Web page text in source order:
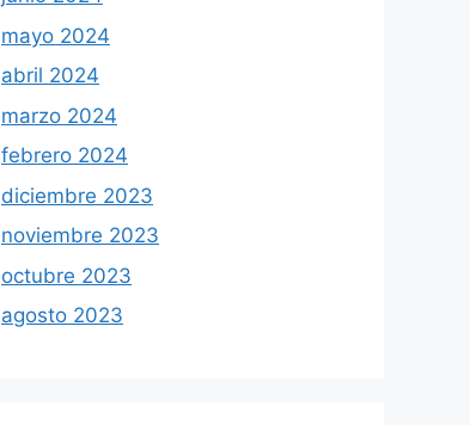
mayo 2024
abril 2024
marzo 2024
febrero 2024
diciembre 2023
noviembre 2023
octubre 2023
agosto 2023